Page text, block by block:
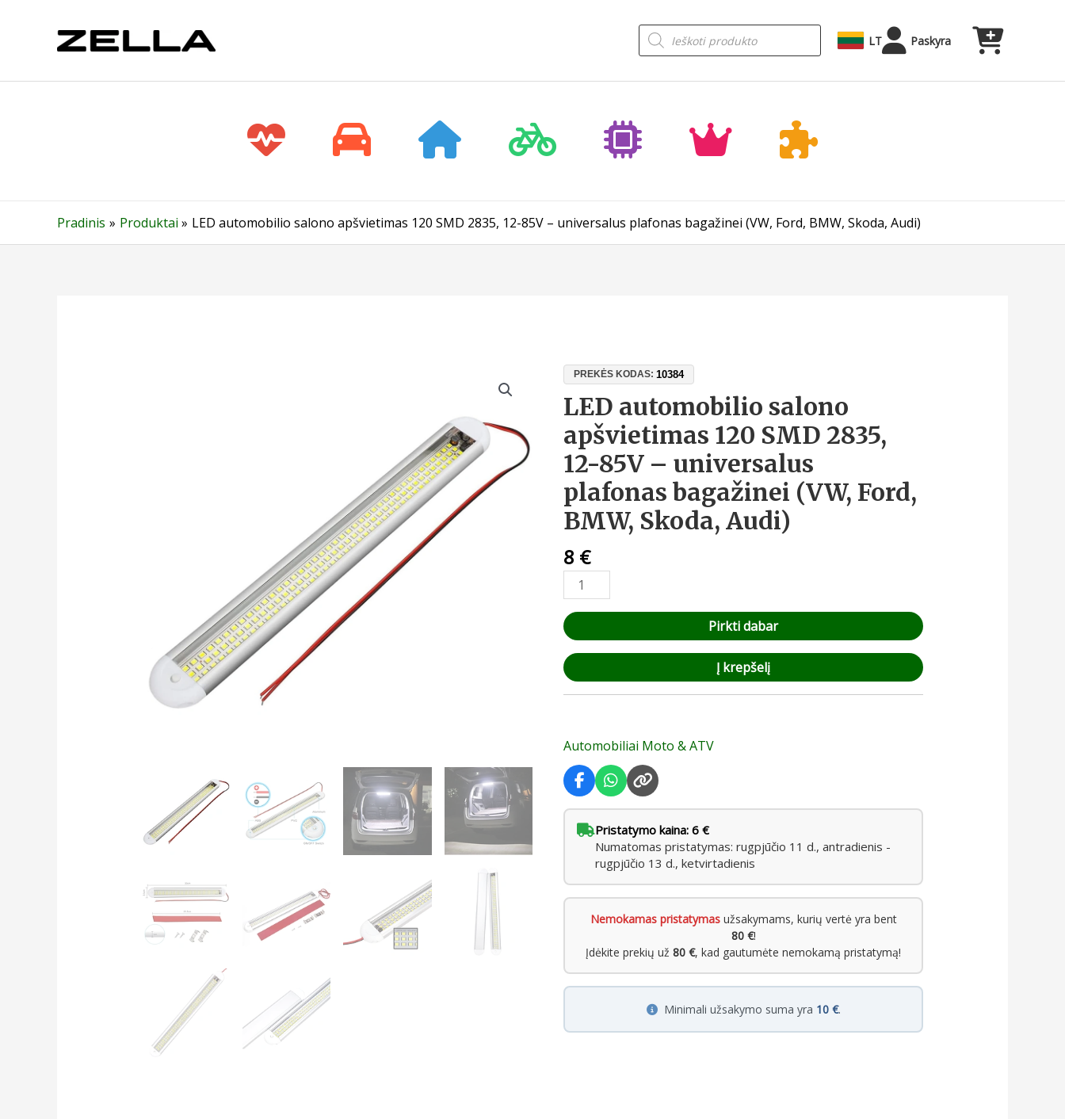
Products
search LT Paskyra
Pradinis Produktai LED automobilio salono apšvietimas 120 SMD 2835, 12-85V – universalus plafonas bagažinei (VW, Ford, BMW, Skoda, Audi)
PREKĖS KODAS:10384
LED automobilio salono
apšvietimas 120 SMD 2835,
12-85V – universalus
plafonas bagažinei (VW, Ford,
BMW, Skoda, Audi)
8 €
produkto
LED
automobilio
salono
apšvietimas
120
SMD
2835,
12-
85V
universalus
plafonas
bagažinei
(VW,
Audi)
Pirkti dabar
Į krepšelį
Automobiliai Moto & ATV
Pristatymo kaina: 6 €
Numatomas pristatymas: rugpjūčio 11 d., antradienis -
rugpjūčio 13 d., ketvirtadienis
Nemokamas pristatymasužsakymams, kurių vertė yra bent
80 €!
Įdėkite prekių už80 €, kad gautumėte nemokamą pristatymą!
Minimali užsakymo suma yra 10 €.